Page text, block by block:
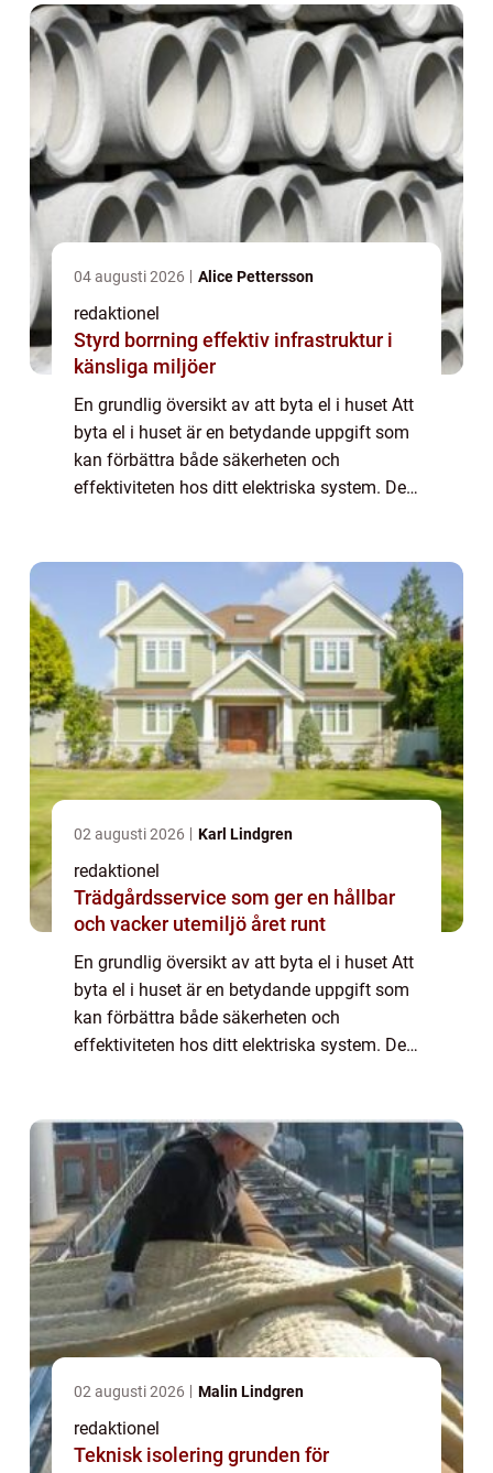
al...
04 augusti 2026 Alice Pettersson
redaktionel
Styrd borrning effektiv infrastruktur i
känsliga miljöer
En grundlig översikt av att byta el i huset Att
byta el i huset är en betydande uppgift som
kan förbättra både säkerheten och
effektiviteten hos ditt elektriska system. Det
02 augusti 2026 Karl Lindgren
redaktionel
Trädgårdsservice som ger en hållbar
och vacker utemiljö året runt
En grundlig översikt av att byta el i huset Att
byta el i huset är en betydande uppgift som
kan förbättra både säkerheten och
effektiviteten hos ditt elektriska system. Det
al...
02 augusti 2026 Malin Lindgren
redaktionel
Teknisk isolering grunden för